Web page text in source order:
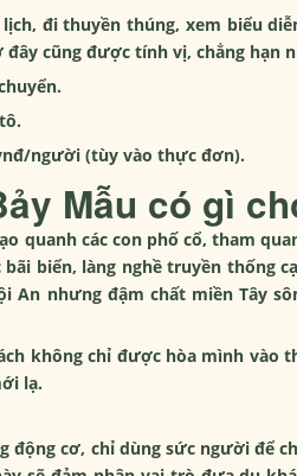
đi thuyền thúng, xem biểu
đây cũng được tính vị, chẳng hạn
người (tùy vào thực đơn).
Mẫu có gì
quanh các con phố cổ, tham
biển, làng nghề truyền thống
An nhưng đậm chất miền Tây
không chỉ được hòa mình vào
lạ.
cơ, chỉ dùng sức người để